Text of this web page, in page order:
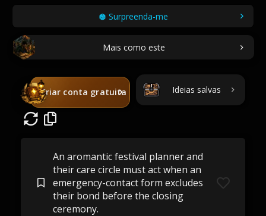
Surpreenda-me
Mais como este
Criar conta gratuita Ideias salvas
An aromantic festival planner and
their care circle must act when an
emergency-contact form excludes
their bond before the closing
ceremony.